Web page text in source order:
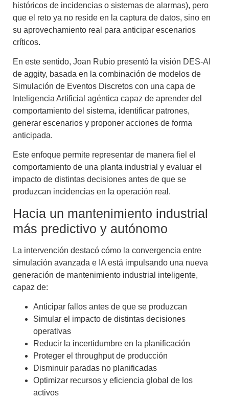
históricos de incidencias o sistemas de alarmas), pero
que el reto ya no reside en la captura de datos, sino en
su aprovechamiento real para anticipar escenarios
críticos.
En este sentido, Joan Rubio presentó la visión DES-AI
de aggity, basada en la combinación de modelos de
Simulación de Eventos Discretos con una capa de
Inteligencia Artificial agéntica capaz de aprender del
comportamiento del sistema, identificar patrones,
generar escenarios y proponer acciones de forma
anticipada.
Este enfoque permite representar de manera fiel el
comportamiento de una planta industrial y evaluar el
impacto de distintas decisiones antes de que se
produzcan incidencias en la operación real.
Hacia un mantenimiento industrial
más predictivo y autónomo
La intervención destacó cómo la convergencia entre
simulación avanzada e IA está impulsando una nueva
generación de mantenimiento industrial inteligente,
capaz de:
Anticipar fallos antes de que se produzcan
Simular el impacto de distintas decisiones
operativas
Reducir la incertidumbre en la planificación
Proteger el throughput de producción
Disminuir paradas no planificadas
Optimizar recursos y eficiencia global de los
activos